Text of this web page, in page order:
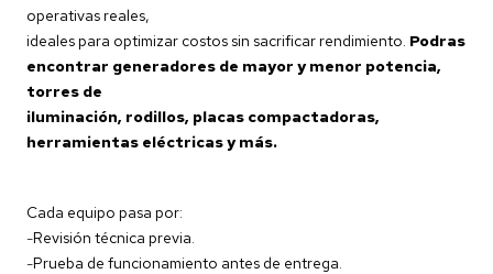
operativas reales,
ideales para optimizar costos sin sacrificar rendimiento. Podras
encontrar generadores de mayor y menor potencia,
torres de
iluminación, rodillos, placas compactadoras,
herramientas eléctricas y más.
Cada equipo pasa por:
-Revisión técnica previa.
-Prueba de funcionamiento antes de entrega.